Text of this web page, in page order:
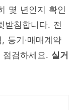
몇 년인지 확인
받침합니다. 전
등기·매매계약
검하세요. 실거